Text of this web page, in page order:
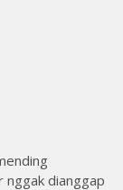
nggak dianggap